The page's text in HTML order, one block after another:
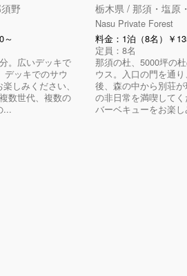
野
～
。広いデッキで
デッキでのサウ
しみください、
数世代、複数の
...
栃木県 / 那須・塩原
Nasu Private Forest
料金：1泊（8名）￥
定員：8名
那須の杜、5000坪の
ウス。入口の門を通
後、森の中から別荘
の非日常を満喫して
バーベキューをお楽